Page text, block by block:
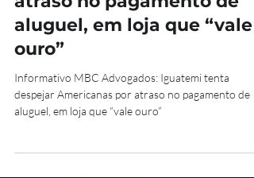
Advogados: Iguatemi tenta
despejar Americanas por
atraso no pagamento de
aluguel, em loja que “vale
ouro”
despejar Americanas por atraso no pagamento de